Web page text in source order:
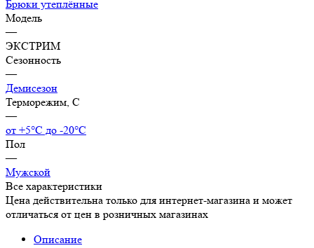
Брюки утеплённые
Модель
—
ЭКСТРИМ
Сезонность
—
Демисезон
Терморежим, C
—
от +5°С до -20°С
Пол
—
Мужской
Все характеристики
Цена действительна только для интернет-магазина и может
отличаться от цен в розничных магазинах
Описание